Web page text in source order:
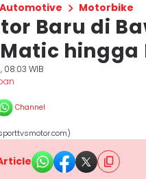
Automotive Motorbike
Baru di
hingga
WIB
Channel